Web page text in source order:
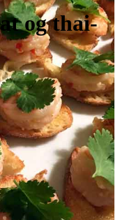
og thai-